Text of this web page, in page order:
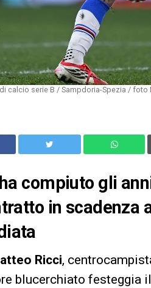
calcio serie B / Sampdoria-Spezia /
compiuto gli
in scadenza
Ricci,
blucerchiato festeggia